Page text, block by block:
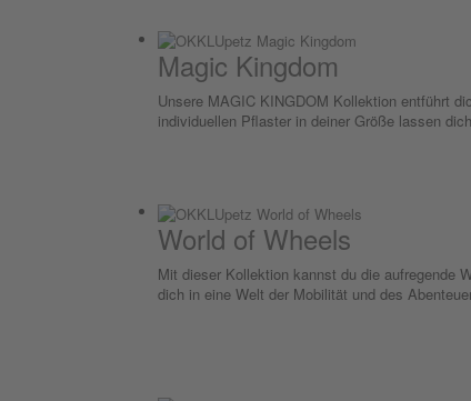
Magic Kingdom
Unsere MAGIC KINGDOM Kollektion entführt
individuellen Pflaster in deiner Größe lassen
World of Wheels
Mit dieser Kollektion kannst du die aufregende
dich in eine Welt der Mobilität und des